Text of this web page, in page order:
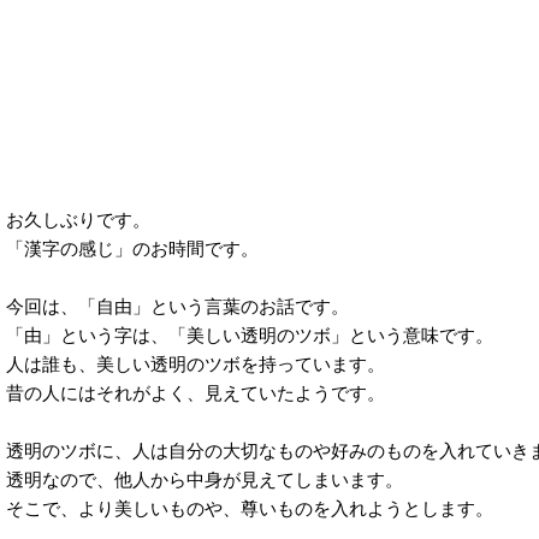
お久しぶりです。
「漢字の感じ」のお時間です。
今回は、「自由」という言葉のお話です。
「由」という字は、「美しい透明のツボ」という意味です。
人は誰も、美しい透明のツボを持っています。
昔の人にはそれがよく、見えていたようです。
透明のツボに、人は自分の大切なものや好みのものを入れていき
透明なので、他人から中身が見えてしまいます。
そこで、より美しいものや、尊いものを入れようとします。